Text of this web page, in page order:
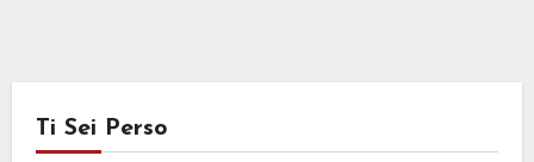
Ti Sei Perso